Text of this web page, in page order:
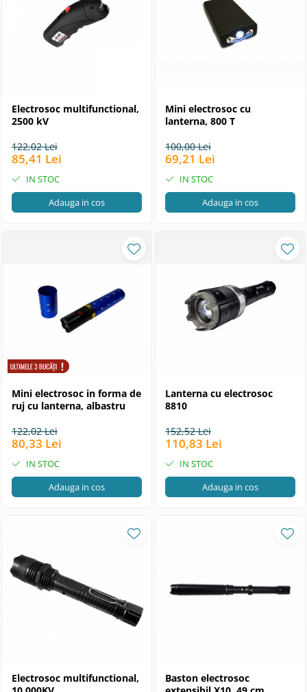
Electrosoc multifunctional,
2500 kV
122,02 Lei
85,41 Lei
IN STOC
Adauga in cos
Mini electrosoc cu
lanterna, 800 T
100,00 Lei
69,21 Lei
IN STOC
Adauga in cos
Mini electrosoc in forma de
ruj cu lanterna, albastru
122,02 Lei
80,33 Lei
IN STOC
Adauga in cos
Lanterna cu electrosoc
8810
152,52 Lei
110,83 Lei
IN STOC
Adauga in cos
Electrosoc multifunctional,
Baston electrosoc